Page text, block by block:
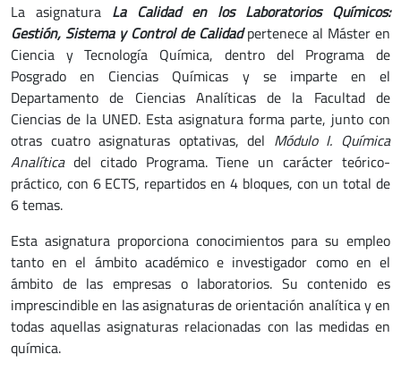
La asignatura La Calidad en los Laboratorios Químicos:
Gestión, Sistema y Control de Calidadpertenece al Máster en
Ciencia y Tecnología Química, dentro del Programa de
Posgrado en Ciencias Químicas y se imparte en el
Departamento de Ciencias Analíticas de la Facultad de
Ciencias de la UNED. Esta asignatura forma parte, junto con
otras cuatro asignaturas optativas, del Módulo I. Química
Analíticadel citado Programa. Tiene un carácter teórico-
práctico, con 6 ECTS, repartidos en 4 bloques, con un total de
6 temas.
Esta asignatura proporciona conocimientos para su empleo
tanto en el ámbito académico e investigador como en el
ámbito de las empresas o laboratorios. Su contenido es
imprescindible en las asignaturas de orientación analítica y en
todas aquellas asignaturas relacionadas con las medidas en
química.